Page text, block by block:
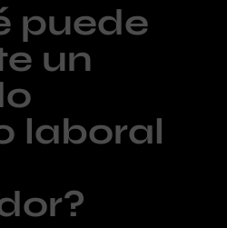
puede
un
laboral